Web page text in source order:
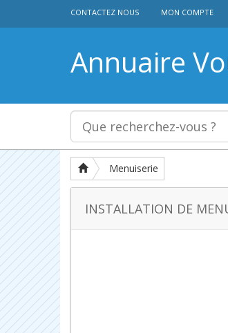
CONTACTEZ NOUS MON COMPTE
Annuaire
Menuiserie
INSTALLATION DE